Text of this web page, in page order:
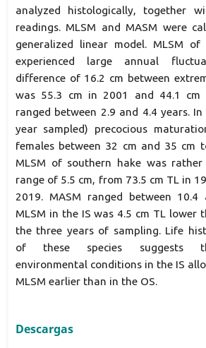
analyzed histologically, together
readings. MLSM and MASM were
generalized linear model. MLSM
experienced large annual
difference of 16.2 cm between
was 55.3 cm in 2001 and 44.1 cm
ranged between 2.9 and 4.4 years.
year sampled) precocious
females between 32 cm and 35 cm
MLSM of southern hake was
range of 5.5 cm, from 73.5 cm TL in
2019. MASM ranged between 10.4
MLSM in the IS was 4.5 cm TL lower
the three years of sampling. Life
of these species suggests
environmental conditions in the IS
MLSM earlier than in the OS.
Descargas